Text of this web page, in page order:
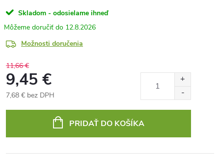
Skladom - odosielame ihneď
12.8.2026
Možnosti doručenia
11,66 €
9,45 €
7,68 € bez DPH
PRIDAŤ DO KOŠÍKA